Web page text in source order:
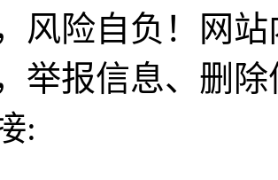
风险自负！网
举报信息、删
: